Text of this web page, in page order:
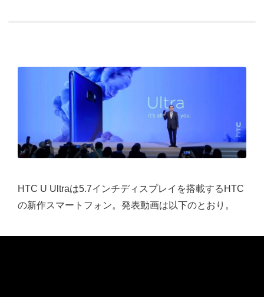
HTC U Ultraは5.7インチディスプレイを搭載するHTC
の新作スマートフォン。発表動画は以下のとおり。